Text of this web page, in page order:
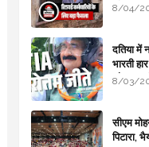
और बजट
8/04/
दतिया में
भारती
और
8/03/
सीएम
पिटारा,